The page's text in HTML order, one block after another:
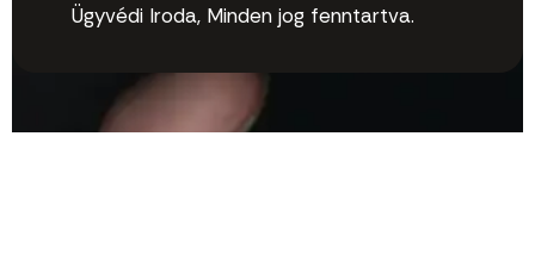
Ügyvédi Iroda, Minden jog fenntartva.